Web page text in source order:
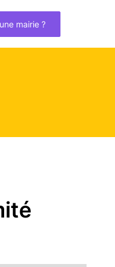
mairie ?